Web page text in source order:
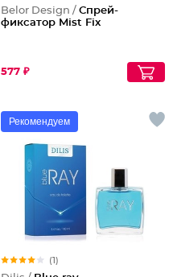
Belor Design / Спрей-
фиксатор Mist Fix
577 ₽
Рекомендуем
(1)